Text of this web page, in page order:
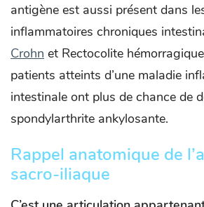
antigène est aussi présent dans
inflammatoires chroniques
Crohn et Rectocolite
patients atteints d’une maladie
intestinale ont plus de chance de
spondylarthrite ankylosante.
Rappel anatomique de
sacro-iliaque